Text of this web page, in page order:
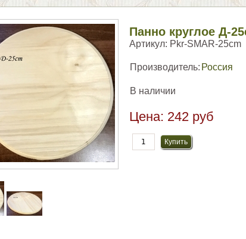
Панно круглое Д-
Артикул: Pkr-SMAR-25cm
Производитель: Россия
В наличии
Цена: 242 руб